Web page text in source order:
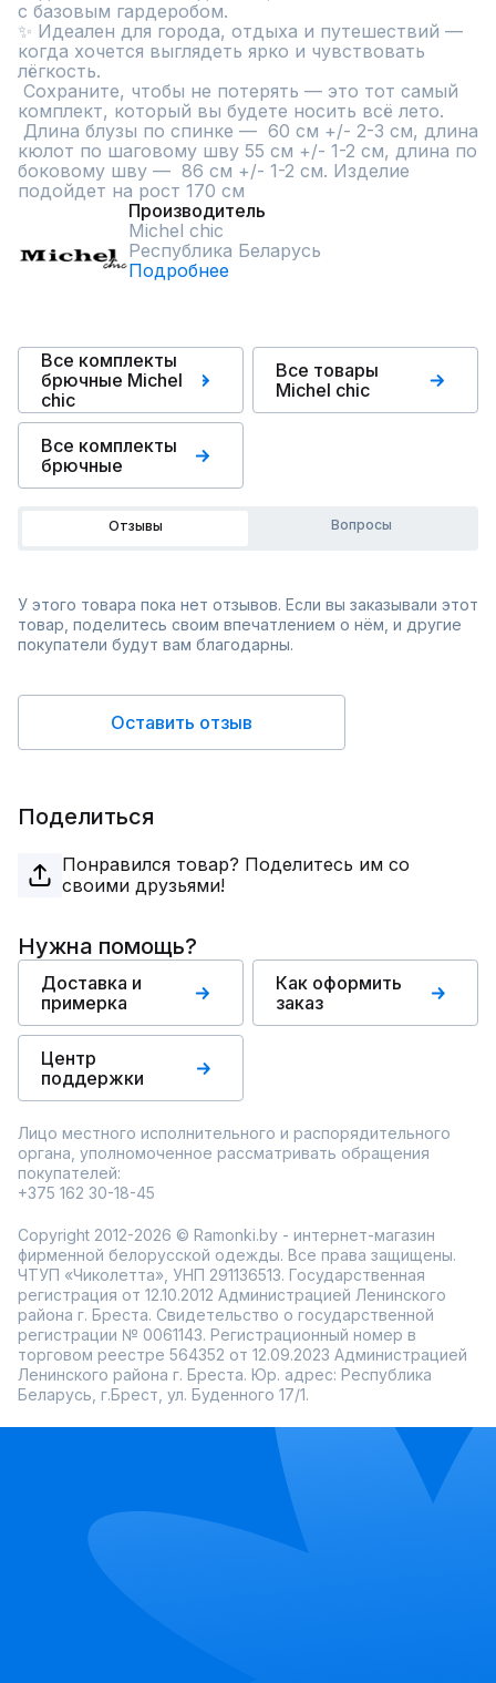
с базовым гардеробом.
✨ Идеален для города, отдыха и путешествий —
когда хочется выглядеть ярко и чувствовать
лёгкость.
комплект, который вы будете носить всё лето.
кюлот по шаговому шву 55 см +/- 1-2 см, длина по
боковому шву —  86 см +/- 1-2 см. Изделие
подойдет на рост 170 см
Производитель
Michel chic
Республика Беларусь
Подробнее
Все комплекты
брючные Michel
chic
Все товары
Michel chic
Все комплекты
брючные
Отзывы Вопросы
У этого товара пока нет отзывов. Если вы заказывали этот
товар, поделитесь своим впечатлением о нём, и другие
покупатели будут вам благодарны.
Оставить отзыв
Поделиться
Понравился товар? Поделитесь им со
своими друзьями!
Нужна помощь?
Доставка и
примерка
Как оформить
заказ
Центр
поддержки
Лицо местного исполнительного и распорядительного
органа, уполномоченное рассматривать обращения
покупателей:
+375 162 30-18-45
Copyright 2012-2026 © Ramonki.by - интернет-магазин
фирменной белорусской одежды. Все права защищены.
ЧТУП «Чиколетта», УНП 291136513. Государственная
регистрация от 12.10.2012 Администрацией Ленинского
района г. Бреста. Свидетельство о государственной
регистрации № 0061143. Регистрационный номер в
торговом реестре 564352 от 12.09.2023 Администрацией
Ленинского района г. Бреста. Юр. адрес: Республика
Беларусь, г.Брест, ул. Буденного 17/1.